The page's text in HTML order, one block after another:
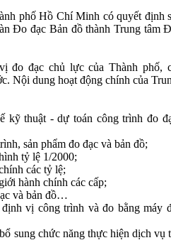
phố Hồ Chí Minh có quyết định
Đo đạc Bản đồ thành Trung tâm
đo đạc chủ lực của Thành phố,
Nội dung hoạt động chính của
kỹ thuật - dự toán công trình đo
sản phẩm đo đạc và bản đồ;
tỷ lệ 1/2000;
các tỷ lệ;
hành chính các cấp;
và bản đồ…
vị công trình và đo bằng máy
sung chức năng thực hiện dịch vụ